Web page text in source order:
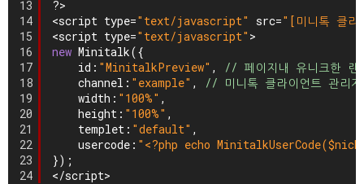
13
14
15
16
17
18
19
20
21
22
23
24
?>
<script type="text/javascript" src="[미니톡 클
<script type="text/javascript" >
new Minitalk({
id: "MinitalkPreview" ,
// 페이지내 유니크한 랜
channel: "example" ,
// 미니톡 클라이언트 관리
width: "100%" ,
height: "100%" ,
templet: "default" ,
usercode: "<?php echo
});
</script>